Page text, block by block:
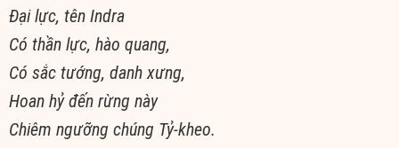
Ðại lực, tên Indra
Có thần lực, hào quang,
Có sắc tướng, danh xưng,
Hoan hỷ đến rừng này
Chiêm ngưỡng chúng Tỷ-kheo.